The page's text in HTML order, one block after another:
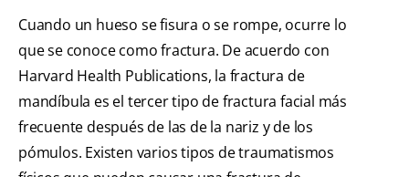
Cuando un hueso se fisura o se rompe, ocurre lo
que se conoce como fractura. De acuerdo con
Harvard Health Publications, la fractura de
mandíbula es el tercer tipo de fractura facial más
frecuente después de las de la nariz y de los
pómulos. Existen varios tipos de traumatismos